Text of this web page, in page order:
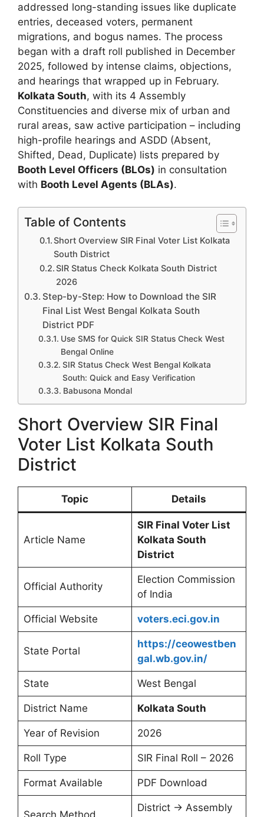
addressed long-standing issues like duplicate
entries, deceased voters, permanent
migrations, and bogus names. The process
began with a draft roll published in December
2025, followed by intense claims, objections,
and hearings that wrapped up in February.
Kolkata South, with its 4 Assembly
Constituencies and diverse mix of urban and
rural areas, saw active participation – including
high-profile hearings and ASDD (Absent,
Shifted, Dead, Duplicate) lists prepared by
Booth Level Officers (BLOs) in consultation
with Booth Level Agents (BLAs).
Table of Contents
Short Overview SIR Final Voter List Kolkata
South District
SIR Status Check Kolkata South District
2026
Step-by-Step: How to Download the SIR
Final List West Bengal Kolkata South
District PDF
Use SMS for Quick SIR Status Check West
Bengal Online
SIR Status Check West Bengal Kolkata
South: Quick and Easy Verification
Babusona Mondal
Short Overview SIR Final
Voter List Kolkata South
District
Topic Details
Article Name
SIR Final Voter List
Kolkata South
District
Official Authority
Election Commission
of India
Official Website voters.eci.gov.in
State Portal
https://ceowestben
gal.wb.gov.in/
State West Bengal
District Name Kolkata South
Year of Revision 2026
Roll Type SIR Final Roll – 2026
Format Available PDF Download
Search Method
District → Assembly